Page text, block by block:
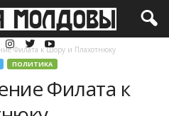
Филата к Шору и Плахотнюку
ПОЛИТИКА
Филата к